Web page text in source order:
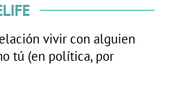
vivir con alguien
tú (en política, por